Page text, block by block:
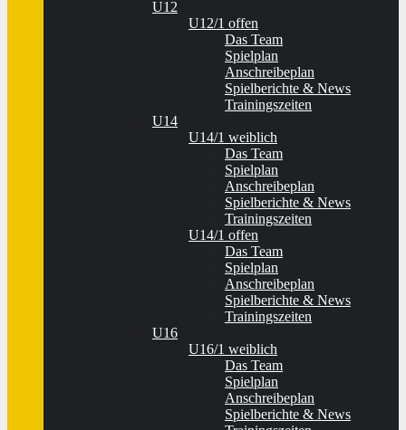
U12
U12/1 offen
Das Team
Spielplan
Anschreibeplan
Spielberichte & News
Trainingszeiten
U14
U14/1 weiblich
Das Team
Spielplan
Anschreibeplan
Spielberichte & News
Trainingszeiten
U14/1 offen
Das Team
Spielplan
Anschreibeplan
Spielberichte & News
Trainingszeiten
U16
U16/1 weiblich
Das Team
Spielplan
Anschreibeplan
Spielberichte & News